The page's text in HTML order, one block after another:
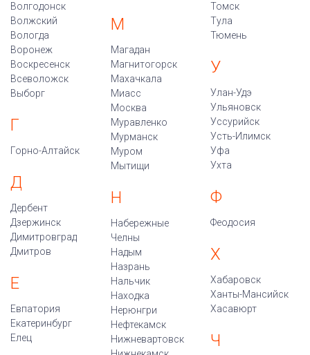
Волгодонск
Волжский
Вологда
Воронеж
Воскресенск
Всеволожск
Выборг
Г
Горно-Алтайск
Д
Дербент
Дзержинск
Димитровград
Дмитров
Е
Евпатория
Екатеринбург
Елец
М
Магадан
Магнитогорск
Махачкала
Миасс
Москва
Муравленко
Мурманск
Муром
Мытищи
Н
Набережные
Челны
Надым
Назрань
Нальчик
Находка
Нерюнгри
Нефтекамск
Нижневартовск
Томск
Тула
Тюмень
У
Улан-Удэ
Ульяновск
Уссурийск
Усть-Илимск
Уфа
Ухта
Ф
Феодосия
Х
Хабаровск
Ханты-Мансийск
Хасавюрт
Ч